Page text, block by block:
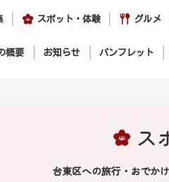
スポット・体験 グルメ
概要 お知らせ パンフレット
ス
台東区への旅行・おでか